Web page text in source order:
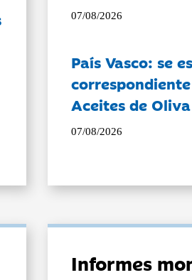
07/08/2026
País Vasco: se
Aceites de
07/08/2026
Informes